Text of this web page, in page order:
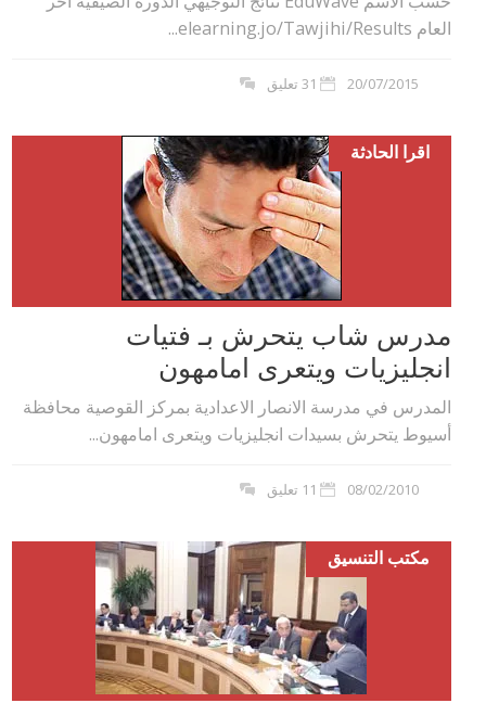
العام elearning.jo/Tawjihi/Results...
20/07/2015 31 تعليق
اقرا الحادثة
مدرس شاب يتحرش بـ فتيات
انجليزيات ويتعرى امامهون
المدرس في مدرسة الانصار الاعدادية بمركز القوصية محافظة
أسيوط يتحرش بسيدات انجليزيات ويتعرى امامهون...
08/02/2010 11 تعليق
مكتب التنسيق